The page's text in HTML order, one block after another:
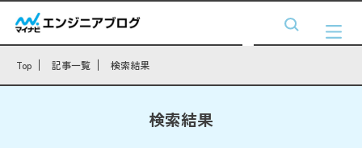
Top 記事一覧 検索結果
検索結果